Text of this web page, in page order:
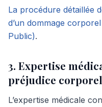
La procédure détaillée
d’un dommage
Public).
3. Expertise
préjudice corporel
L’expertise médicale